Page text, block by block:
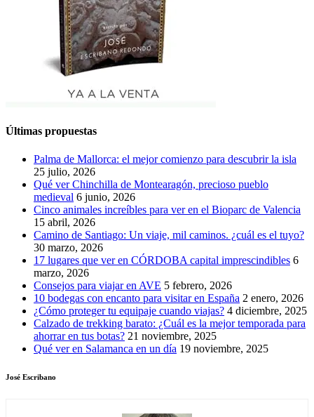
Últimas propuestas
Palma de Mallorca: el mejor comienzo para descubrir la isla
25 julio, 2026
Qué ver Chinchilla de Montearagón, precioso pueblo
medieval 6 junio, 2026
Cinco animales increíbles para ver en el Bioparc de Valencia
15 abril, 2026
Camino de Santiago: Un viaje, mil caminos. ¿cuál es el tuyo?
30 marzo, 2026
17 lugares que ver en CÓRDOBA capital imprescindibles 6
marzo, 2026
Consejos para viajar en AVE 5 febrero, 2026
10 bodegas con encanto para visitar en España 2 enero, 2026
¿Cómo proteger tu equipaje cuando viajas? 4 diciembre, 2025
Calzado de trekking barato: ¿Cuál es la mejor temporada para
ahorrar en tus botas? 21 noviembre, 2025
Qué ver en Salamanca en un día 19 noviembre, 2025
José Escribano